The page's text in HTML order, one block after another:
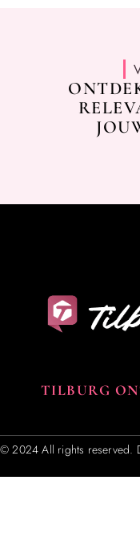
TILBURG
© 2024 All rights reserved.